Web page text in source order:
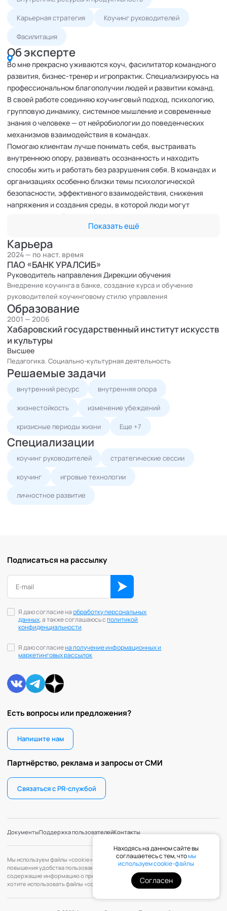
Карьерная стратегия Коучинг руководителей
Фасилитация
Об эксперте
Во мне прекрасно уживаются коуч, фасилитатор командного
развития, бизнес-тренер и игропрактик. Специализируюсь на
профессиональном благополучии людей и развитии команд.
В своей работе соединяю коучинговый подход, психологию,
групповую динамику, системное мышление и современные
знания о человеке — от нейробиологии до поведенческих
механизмов взаимодействия в командах.
Помогаю клиентам лучше понимать себя, выстраивать
внутреннюю опору, развивать осознанность и находить
способы жить и работать без разрушения себя. В командах и
организациях особенно близки темы психологической
безопасности, эффективного взаимодействия, снижения
напряжения и создания среды, в которой люди могут
раскрывать свой потенциал.
Мой стиль в работе - глубина без давления, уважение к
человеку, внимательность к смыслам и создание
пространства, в котором возможны изменения.
Показать ещё
Карьера
ПАО «БАНК УРАЛСИБ»
Руководитель направления Дирекции обучения
Внедрение коучинга в банке, создание курса и обучение
руководителей коучинговому стилю управления
2024 — по наст. время
Образование
Хабаровский государственный институт искусств
и культуры
Высшее
Педагогика. Социально-культурная деятельность
2001 — 2006
Решаемые задачи
внутренний ресурс внутренняя опора
жизнестойкость изменение убеждений
кризисные периоды жизни Еще +7
Специализации
коучинг руководителей стратегические сессии
коучинг игровые технологии
личностное развитие
Есть вопросы или предложения?
Напишите нам
Партнёрство, реклама и запросы от СМИ
Связаться с PR-службой
Подписаться на рассылку
Я даю согласие наобработку персональных
данных, а также соглашаюсь сполитикой
конфиденциальности
Я даю согласиена получение информационных и
маркетинговых рассылок
ДокументыПоддержка пользователейКонтакты
Мы используем файлы «cookie» с целью персонализации сервисов и
повышения удобства пользования веб-сайтом. «Cookie» — файлы,
содержащие информацию о предыдущих посещениях веб-сайта. Если вы не
хотите использовать файлы «cookie», измените настройки браузера.
Находясь на данном сайте вы
соглашаетесь с тем, чтомы
используем cookie-файлы
Согласен